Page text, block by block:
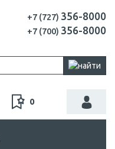
+7 (727) 356-8000
+7 (700) 356-8000
0